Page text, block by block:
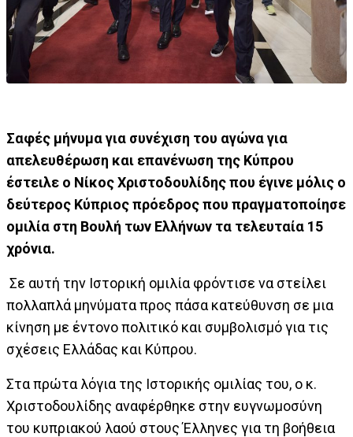
Σαφές μήνυμα για συνέχιση του αγώνα για
απελευθέρωση και επανένωση της Κύπρου
έστειλε ο Νίκος Χριστοδουλίδης που έγινε μόλις ο
δεύτερος Κύπριος πρόεδρος που πραγματοποίησε
ομιλία στη Βουλή των Ελλήνων τα τελευταία 15
χρόνια.
Σε αυτή την Ιστορική ομιλία φρόντισε να στείλει
πολλαπλά μηνύματα προς πάσα κατεύθυνση σε μια
κίνηση με έντονο πολιτικό και συμβολισμό για τις
σχέσεις Ελλάδας και Κύπρου.
Στα πρώτα λόγια της Ιστορικής ομιλίας του, ο κ.
Χριστοδουλίδης αναφέρθηκε στην ευγνωμοσύνη
του κυπριακού λαού στους Έλληνες για τη βοήθεια